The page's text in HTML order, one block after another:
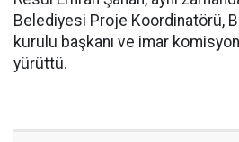
Belediyesi Proje Koordinatörü,
kurulu başkanı ve imar
yürüttü.